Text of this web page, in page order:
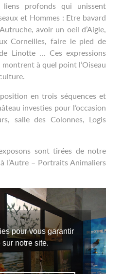
pour vous garantir
sur notre site.
profonds qui unissent
et Hommes : Etre bavard
avoir un oeil d’Aigle,
Corneilles, faire le pied de
Linotte … Ces expressions
montrent à quel point l’Oiseau
en trois séquences et
investies pour l’occasion
salle des Colonnes, Logis
sont tirées de notre
l’Autre – Portraits Animaliers